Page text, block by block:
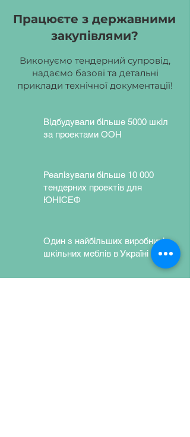
Працюєте з державними
закупівлями?
Виконуємо тендерний супровід,
надаємо базові та детальні
приклади технічної документації!
Відбудували більше 5000 шкіл
за проектами ООН
Реалізували більше 10 000
тендерних проектів для
ЮНІСЕФ
Один з найбільших виробників
шкільних меблів в Україні